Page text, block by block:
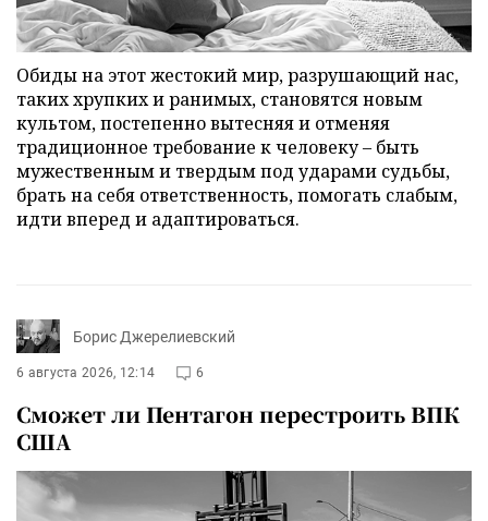
Обиды на этот жестокий мир, разрушающий нас,
таких хрупких и ранимых, становятся новым
культом, постепенно вытесняя и отменяя
традиционное требование к человеку – быть
мужественным и твердым под ударами судьбы,
брать на себя ответственность, помогать слабым,
идти вперед и адаптироваться.
Борис Джерелиевский
6 августа 2026, 12:14 6
Сможет ли Пентагон перестроить ВПК
США